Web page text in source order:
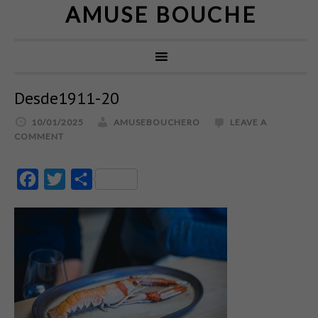
AMUSE BOUCHE
Desde1911-20
10/01/2025 AMUSEBOUCHERO
LEAVE A
COMMENT
FacebookTwitter